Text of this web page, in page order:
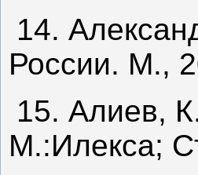
14.
России. М.,
15. Алиев,
М.:Илекса;